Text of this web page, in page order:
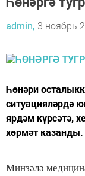
admin, 3 ноябрь
Һөнәри
ситуацияләрдә
ярдәм күрсәтә,
хөрмәт казанды.
Минзәлә